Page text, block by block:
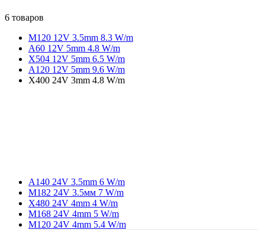
6 товаров
M120 12V 3.5mm 8.3 W/m
A60 12V 5mm 4.8 W/m
X504 12V 5mm 6.5 W/m
A120 12V 5mm 9.6 W/m
X400 24V 3mm 4.8 W/m
A140 24V 3.5mm 6 W/m
M182 24V 3.5мм 7 W/m
X480 24V 4mm 4 W/m
M168 24V 4mm 5 W/m
M120 24V 4mm 5.4 W/m